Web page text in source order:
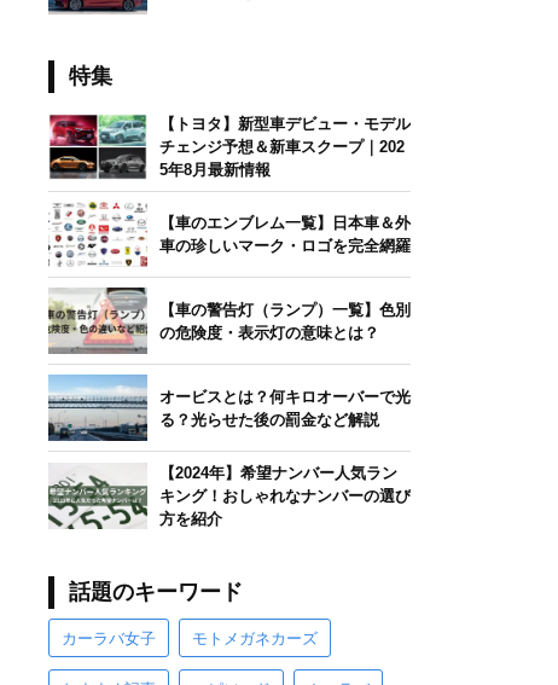
特集
【トヨタ】新型車デビュー・モデル
チェンジ予想＆新車スクープ｜202
5年8月最新情報
【車のエンブレム一覧】日本車＆外
車の珍しいマーク・ロゴを完全網羅
【車の警告灯（ランプ）一覧】色別
の危険度・表示灯の意味とは？
オービスとは？何キロオーバーで光
る？光らせた後の罰金など解説
【2024年】希望ナンバー人気ラン
キング！おしゃれなナンバーの選び
方を紹介
話題のキーワード
カーラバ女子 モトメガネカーズ